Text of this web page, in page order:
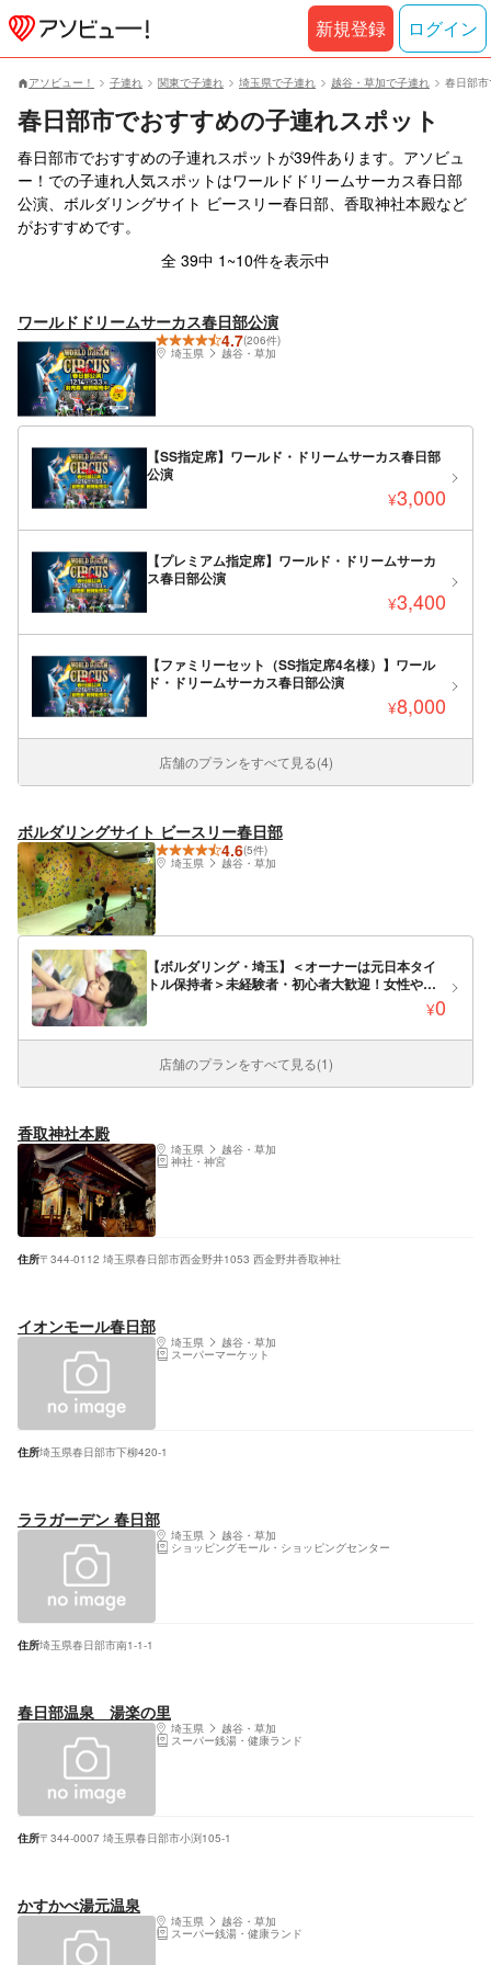
アソビュー！ 子連れ 関東で子連れ 埼玉県で子連れ 越谷・草加で子連れ 春日部
春日部市でおすすめの子連れスポット
春日部市でおすすめの子連れスポットが39件あります。アソビュ
ー！での子連れ人気スポットはワールドドリームサーカス春日部
公演、ボルダリングサイト ビースリー春日部、香取神社本殿など
がおすすめです。
全 39中 1~10件を表示中
ワールドドリームサーカス春日部公演
4.7(206件)
埼玉県
越谷・草加
【SS指定席】ワールド・ドリームサーカス春日部
公演
¥3,000
【プレミアム指定席】ワールド・ドリームサーカ
ス春日部公演
¥3,400
【ファミリーセット（SS指定席4名様）】ワール
ド・ドリームサーカス春日部公演
¥8,000
店舗のプランをすべて見る(4)
ボルダリングサイト ビースリー春日部
4.6(5件)
埼玉県
越谷・草加
【ボルダリング・埼玉】＜オーナーは元日本タイ
トル保持者＞未経験者・初心者大歓迎！女性やお
子様でも気軽にチャレンジ 春日部駅より車で5¥0
店舗のプランをすべて見る(1)
香取神社本殿
埼玉県 越谷・草加
神社・神宮
住所〒344-0112 埼玉県春日部市西金野井1053 西金野井香取神社
イオンモール春日部
埼玉県 越谷・草加
スーパーマーケット
住所埼玉県春日部市下柳420-1
ララガーデン 春日部
埼玉県 越谷・草加
ショッピングモール・ショッピングセンター
住所埼玉県春日部市南1-1-1
春日部温泉 湯楽の里
埼玉県 越谷・草加
スーパー銭湯・健康ランド
住所〒344-0007 埼玉県春日部市小渕105-1
かすかべ湯元温泉
埼玉県 越谷・草加
スーパー銭湯・健康ランド
新規登録 ログイン